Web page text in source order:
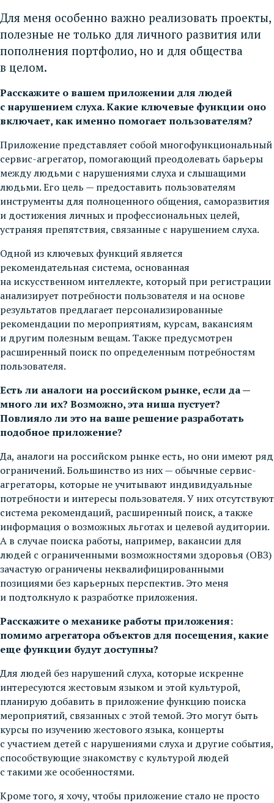
Для меня особенно важно реализовать проекты,
полезные не только для личного развития или
пополнения портфолио, но и для общества
в целом.
Расскажите о вашем приложении для людей
с нарушением слуха. Какие ключевые функции оно
включает, как именно помогает пользователям?
Приложение представляет собой многофункциональный
сервис-агрегатор, помогающий преодолевать барьеры
между людьми с нарушениями слуха и слышащими
людьми. Его цель — предоставить пользователям
инструменты для полноценного общения, саморазвития
и достижения личных и профессиональных целей,
устраняя препятствия, связанные с нарушением слуха.
Одной из ключевых функций является
рекомендательная система, основанная
на искусственном интеллекте, который при регистрации
анализирует потребности пользователя и на основе
результатов предлагает персонализированные
рекомендации по мероприятиям, курсам, вакансиям
и другим полезным вещам. Также предусмотрен
расширенный поиск по определенным потребностям
пользователя.
Есть ли аналоги на российском рынке, если да —
много ли их? Возможно, эта ниша пустует?
Повлияло ли это на ваше решение разработать
подобное приложение?
Да, аналоги на российском рынке есть, но они имеют ряд
ограничений. Большинство из них — обычные сервис-
агрегаторы, которые не учитывают индивидуальные
потребности и интересы пользователя. У них отсутствуют
система рекомендаций, расширенный поиск, а также
информация о возможных льготах и целевой аудитории.
А в случае поиска работы, например, вакансии для
людей с ограниченными возможностями здоровья (ОВЗ)
зачастую ограничены неквалифицированными
позициями без карьерных перспектив. Это меня
и подтолкнуло к разработке приложения.
Расскажите о механике работы приложения:
помимо агрегатора объектов для посещения, какие
еще функции будут доступны?
Для людей без нарушений слуха, которые искренне
интересуются жестовым языком и этой культурой,
планирую добавить в приложение функцию поиска
мероприятий, связанных с этой темой. Это могут быть
курсы по изучению жестового языка, концерты
с участием детей с нарушениями слуха и другие события,
способствующие знакомству с культурой людей
с такими же особенностями.
Кроме того, я хочу, чтобы приложение стало не просто